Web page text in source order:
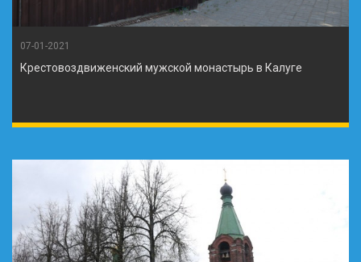
07-01-2021
Крестовоздвиженский мужской монастырь в Калуге